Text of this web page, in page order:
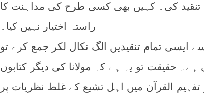
کی۔ کہیں بھی کسی طرح کی مداہنت کا
راستہ اختیار نہیں کیا۔
ایسی تمام تنقیدیں الگ نکال لکر جمع کرے تو
حقیقت تو یہ ہے کہ مولانا کی دیگر کتابوں
القرآن میں اہل تشیع کے غلط نظریات پر